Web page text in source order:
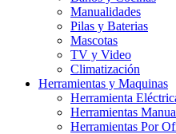
Manualidades
Pilas y Baterias
Mascotas
TV y Video
Climatización
Herramientas y Maquinas
Herramienta
Herramientas
Herramientas Por